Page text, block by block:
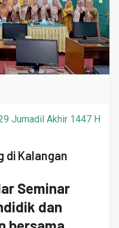
Jumadil Akhir 1447 H
di Kalangan
Seminar
dan